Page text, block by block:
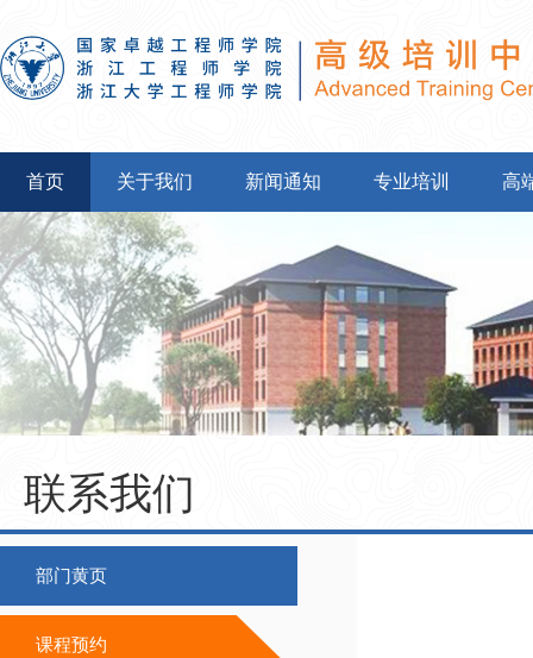
首页 关于我们 新闻通知 专业培训 高
联系我们
部门黄页
课程预约